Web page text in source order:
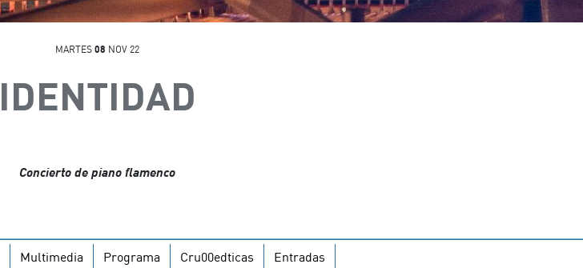
MARTES 08 NOV 22
IDENTIDAD
Concierto de piano flamenco
Multimedia Programa Cru00edticas Entradas